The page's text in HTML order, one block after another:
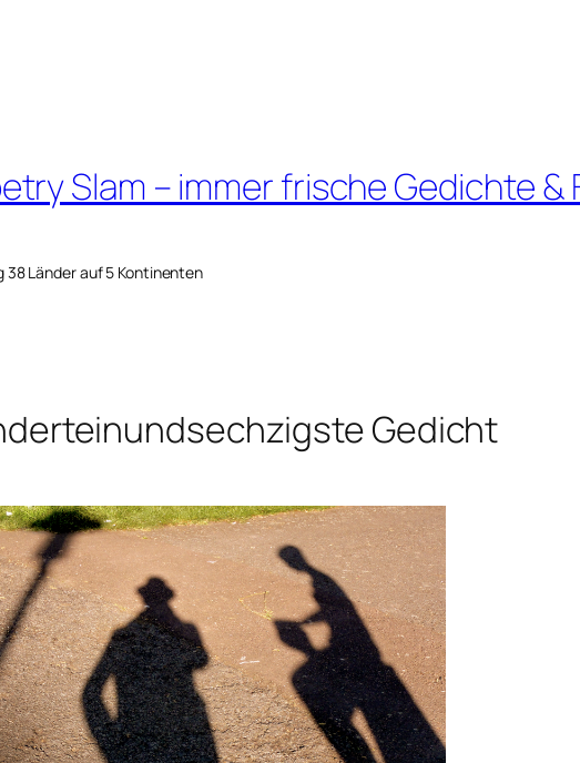
Slam – immer frische Gedichte &
Länder auf 5 Kontinenten
Gedicht